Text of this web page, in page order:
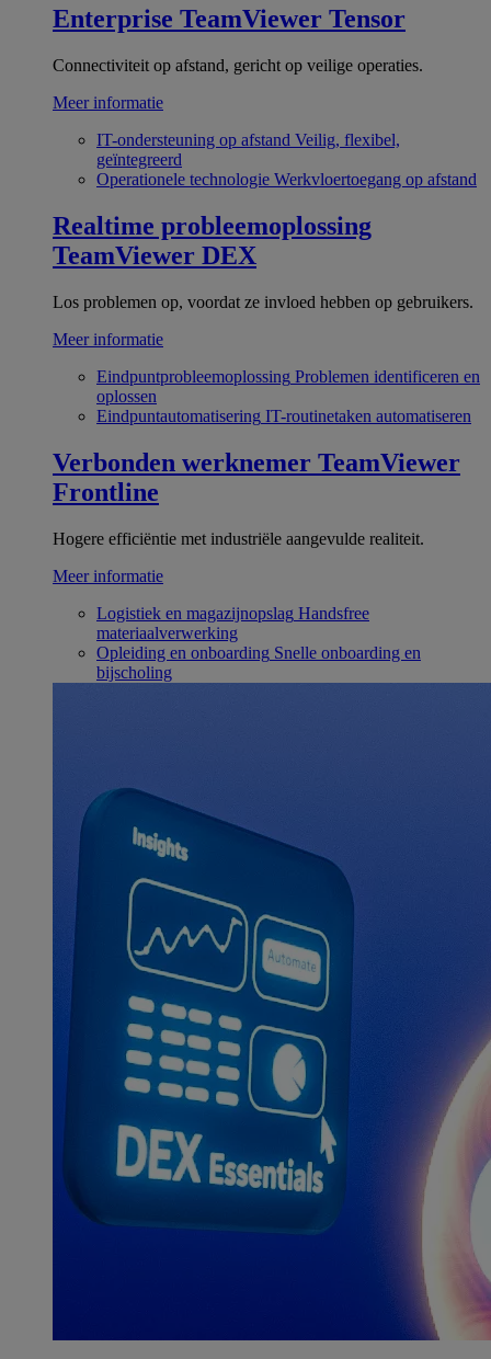
Enterprise TeamViewer Tensor
Connectiviteit op afstand, gericht op veilige operaties.
Meer informatie
IT-ondersteuning op afstand Veilig, flexibel,
geïntegreerd
Operationele technologie Werkvloertoegang op afstand
Realtime probleemoplossing
TeamViewer DEX
Los problemen op, voordat ze invloed hebben op gebruikers.
Meer informatie
Eindpuntprobleemoplossing Problemen identificeren en
oplossen
Eindpuntautomatisering IT-routinetaken automatiseren
Verbonden werknemer TeamViewer
Frontline
Hogere efficiëntie met industriële aangevulde realiteit.
Meer informatie
Logistiek en magazijnopslag Handsfree
materiaalverwerking
Opleiding en onboarding Snelle onboarding en
bijscholing